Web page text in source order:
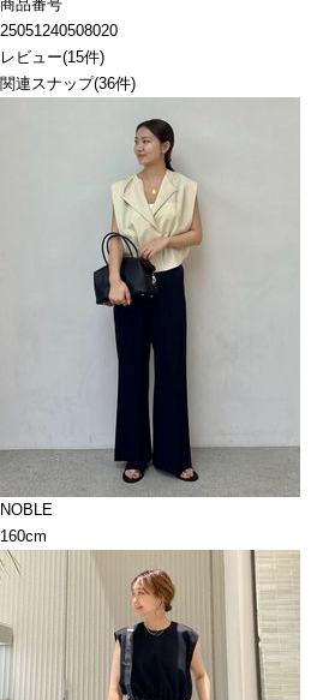
商品番号
25051240508020
レビュー(15件)
関連スナップ(36件)
NOBLE
160cm